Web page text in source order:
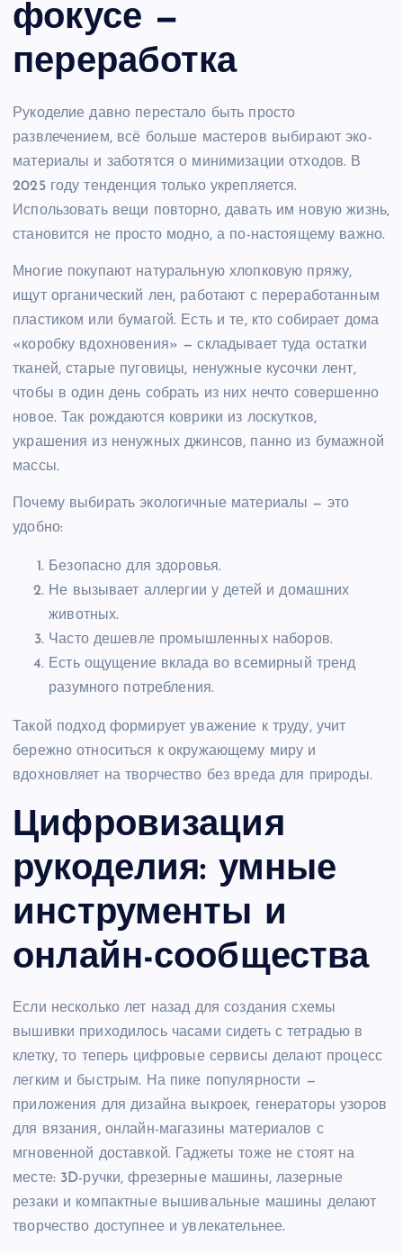
фокусе —
переработка
Рукоделие давно перестало быть просто
развлечением, всё больше мастеров выбирают эко-
материалы и заботятся о минимизации отходов. В
2025 году тенденция только укрепляется.
Использовать вещи повторно, давать им новую жизнь,
становится не просто модно, а по-настоящему важно.
Многие покупают натуральную хлопковую пряжу,
ищут органический лен, работают с переработанным
пластиком или бумагой. Есть и те, кто собирает дома
«коробку вдохновения» — складывает туда остатки
тканей, старые пуговицы, ненужные кусочки лент,
чтобы в один день собрать из них нечто совершенно
новое. Так рождаются коврики из лоскутков,
украшения из ненужных джинсов, панно из бумажной
массы.
Почему выбирать экологичные материалы — это
удобно:
Безопасно для здоровья.
Не вызывает аллергии у детей и домашних
животных.
Часто дешевле промышленных наборов.
Есть ощущение вклада во всемирный тренд
разумного потребления.
Такой подход формирует уважение к труду, учит
бережно относиться к окружающему миру и
вдохновляет на творчество без вреда для природы.
Цифровизация
рукоделия: умные
инструменты и
онлайн-сообщества
Если несколько лет назад для создания схемы
вышивки приходилось часами сидеть с тетрадью в
клетку, то теперь цифровые сервисы делают процесс
легким и быстрым. На пике популярности —
приложения для дизайна выкроек, генераторы узоров
для вязания, онлайн-магазины материалов с
мгновенной доставкой. Гаджеты тоже не стоят на
месте: 3D-ручки, фрезерные машины, лазерные
резаки и компактные вышивальные машины делают
творчество доступнее и увлекательнее.